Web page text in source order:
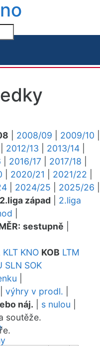
2008/09 2009/10
2012/13 2013/14
2016/17 2017/18
2020/21 2021/22
2024/25 2025/26
2.liga západ
2.liga
sestupně
KLT KNO KOB LTM
SLN SOK
výhry v prodl.
náj. s nulou
soutěže.